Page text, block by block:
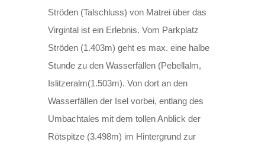
Ströden (Talschluss) von Matrei über das
Virgintal ist ein Erlebnis. Vom Parkplatz
Ströden (1.403m) geht es max. eine halbe
Stunde zu den Wasserfällen (Pebellalm,
Islitzeralm(1.503m). Von dort an den
Wasserfällen der Isel vorbei, entlang des
Umbachtales mit dem tollen Anblick der
Rötspitze (3.498m) im Hintergrund zur